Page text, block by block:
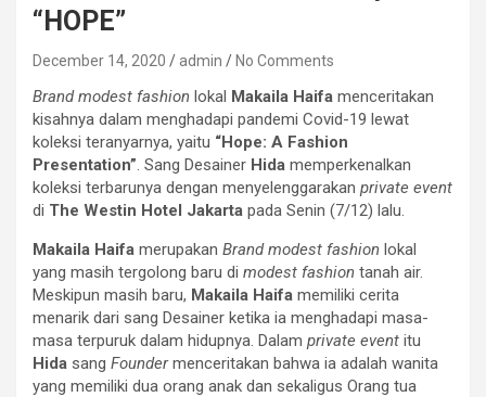
“HOPE”
December 14, 2020 admin No Comments
Brand modest fashion lokal Makaila Haifa menceritakan
kisahnya dalam menghadapi pandemi Covid-19 lewat
koleksi teranyarnya, yaitu “Hope: A Fashion
Presentation”. Sang Desainer Hida memperkenalkan
koleksi terbarunya dengan menyelenggarakan private event
di The Westin Hotel Jakarta pada Senin (7/12) lalu.
Makaila Haifa merupakan Brand modest fashion lokal
yang masih tergolong baru di modest fashion tanah air.
Meskipun masih baru, Makaila Haifa memiliki cerita
menarik dari sang Desainer ketika ia menghadapi masa-
masa terpuruk dalam hidupnya. Dalam private event itu
Hida sang Foundermenceritakan bahwa ia adalah wanita
yang memiliki dua orang anak dan sekaligus Orang tua